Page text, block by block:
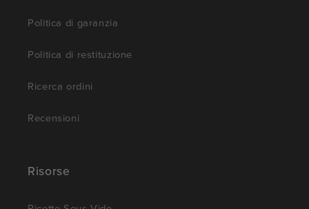
Politica di garanzia
Politica di restituzione
Ricerca ordini
Recensioni
Risorse